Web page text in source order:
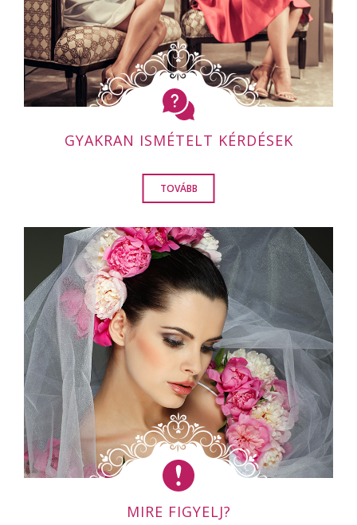
GYAKRAN ISMÉTELT KÉRDÉSEK
TOVÁBB
MIRE FIGYELJ?